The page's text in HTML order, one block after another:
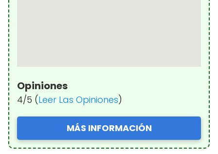
Opiniones
4/5 (Leer Las Opiniones)
MÁS INFORMACIÓN